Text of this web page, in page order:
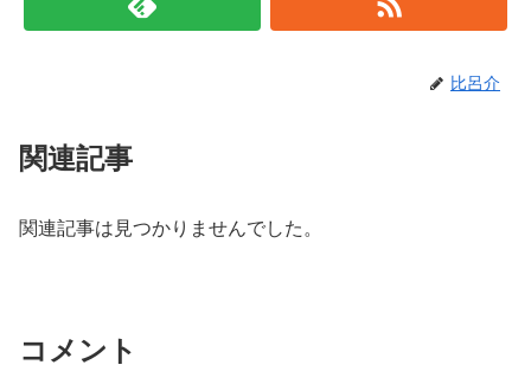
比呂介
関連記事
関連記事は見つかりませんでした。
コメント